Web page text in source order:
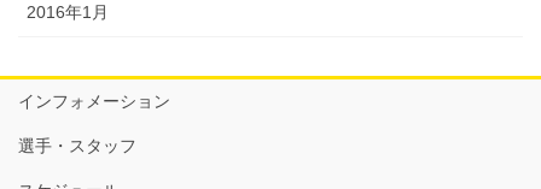
2016年1月
インフォメーション
選手・スタッフ